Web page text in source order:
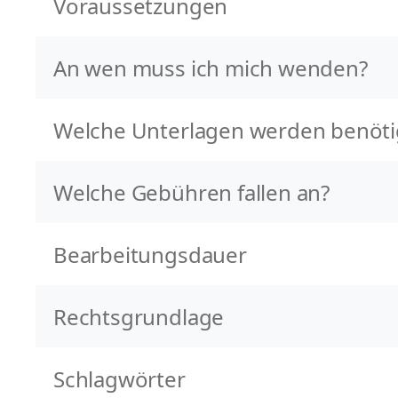
An wen muss ich mich wenden?
Welche Unterlagen werden
Welche Gebühren fallen an?
Bearbeitungsdauer
Rechtsgrundlage
Schlagwörter